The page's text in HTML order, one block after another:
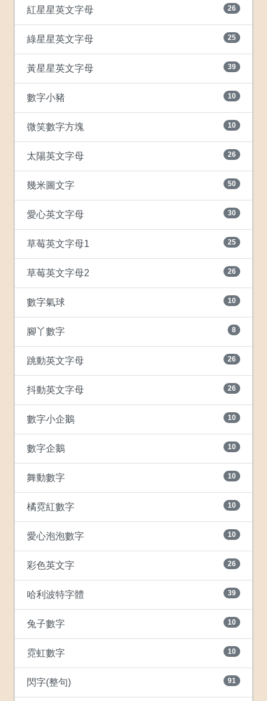
紅星星英文字母 26
綠星星英文字母 25
黃星星英文字母 39
數字小豬 10
微笑數字方塊 10
太陽英文字母 26
幾米圖文字 50
愛心英文字母 30
草莓英文字母1 25
草莓英文字母2 26
數字氣球 10
腳丫數字 8
跳動英文字母 26
抖動英文字母 26
數字小企鵝 10
數字企鵝 10
舞動數字 10
橘霓紅數字 10
愛心泡泡數字 10
彩色英文字 26
哈利波特字體 39
兔子數字 10
霓虹數字 10
閃字(整句) 91